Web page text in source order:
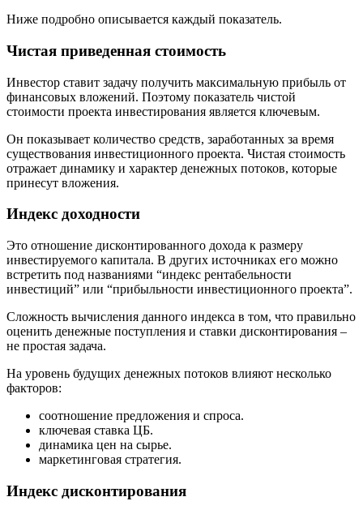
Ниже подробно описывается каждый показатель.
Чистая приведенная стоимость
Инвестор ставит задачу получить максимальную прибыль от
финансовых вложений. Поэтому показатель чистой
стоимости проекта инвестирования является ключевым.
Он показывает количество средств, заработанных за время
существования инвестиционного проекта. Чистая стоимость
отражает динамику и характер денежных потоков, которые
принесут вложения.
Индекс доходности
Это отношение дисконтированного дохода к размеру
инвестируемого капитала. В других источниках его можно
встретить под названиями “индекс рентабельности
инвестиций” или “прибыльности инвестиционного проекта”.
Сложность вычисления данного индекса в том, что правильно
оценить денежные поступления и ставки дисконтирования –
не простая задача.
На уровень будущих денежных потоков влияют несколько
факторов:
соотношение предложения и спроса.
ключевая ставка ЦБ.
динамика цен на сырье.
маркетинговая стратегия.
Индекс дисконтирования